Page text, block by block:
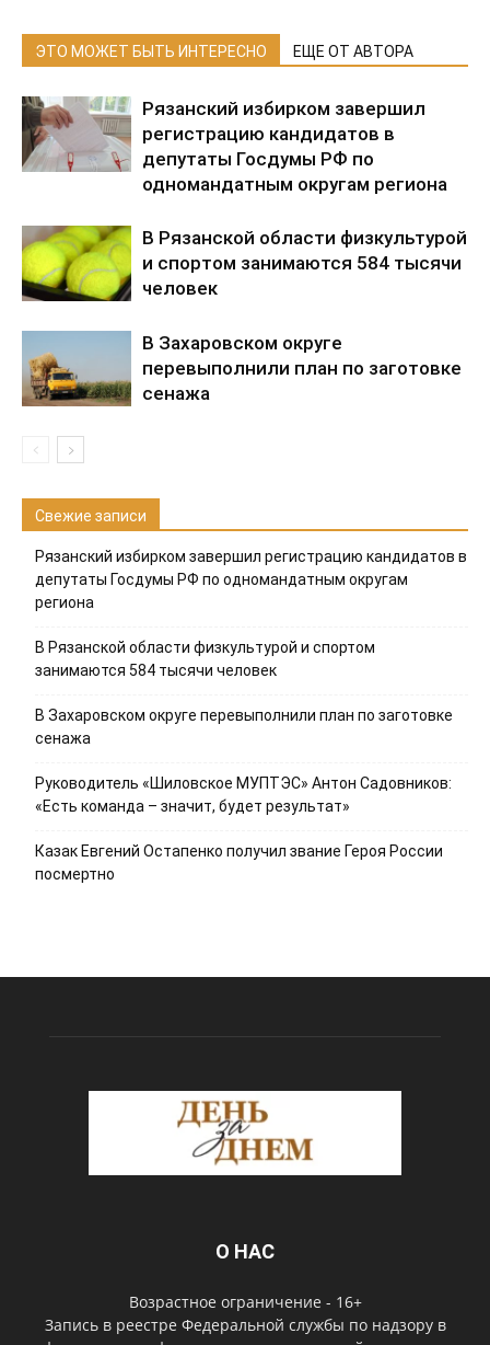
ЭТО МОЖЕТ БЫТЬ ИНТЕРЕСНО ЕЩЕ ОТ АВТОРА
Рязанский избирком завершил
регистрацию кандидатов в
депутаты Госдумы РФ по
одномандатным округам региона
В Рязанской области физкультурой
и спортом занимаются 584 тысячи
человек
В Захаровском округе
перевыполнили план по заготовке
сенажа
Свежие записи
Рязанский избирком завершил регистрацию кандидатов в
депутаты Госдумы РФ по одномандатным округам
региона
В Рязанской области физкультурой и спортом
занимаются 584 тысячи человек
В Захаровском округе перевыполнили план по заготовке
сенажа
Руководитель «Шиловское МУПТЭС» Антон Садовников:
«Есть команда – значит, будет результат»
Казак Евгений Остапенко получил звание Героя России
посмертно
О НАС
Возрастное ограничение - 16+
Запись в реестре Федеральной службы по надзору в